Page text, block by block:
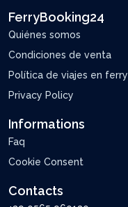
FerryBooking24
Quiénes somos
Condiciones de venta
Política de viajes en ferry
Privacy Policy
Informations
Faq
Cookie Consent
Contacts